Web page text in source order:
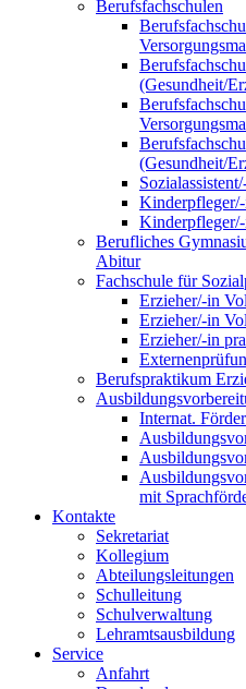
Berufsfachschulen
(Gesundheit/
(Gesundheit/
Berufliches
Abitur
Fachschule für
Erzieher/-in
Erzieher/-in
Erzieher/-in
Berufspraktikum
Internat.
mit
Kontakte
Sekretariat
Kollegium
Abteilungsleitungen
Schulleitung
Schulverwaltung
Lehramtsausbildung
Service
Anfahrt